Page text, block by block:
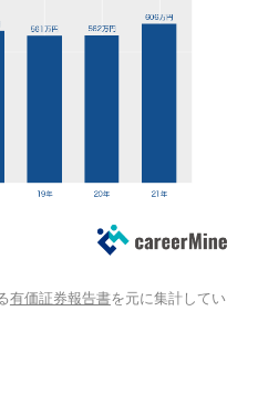
有価証券報告書を元に集計してい